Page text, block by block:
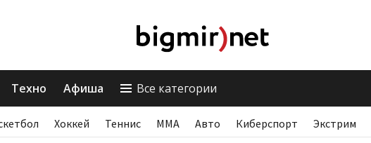
Техно Афиша Все категории
Хоккей Теннис ММА Авто Киберспорт Экстрим